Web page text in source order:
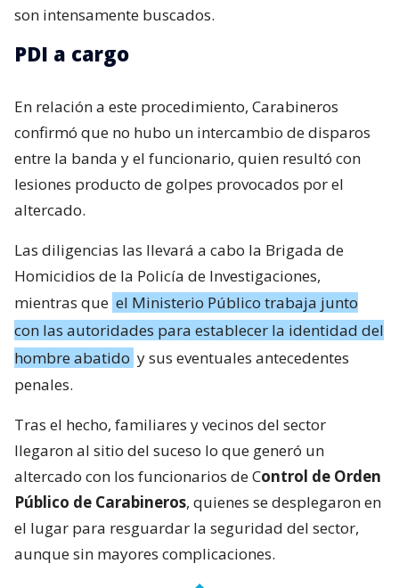
son intensamente buscados.
PDI a cargo
En relación a este procedimiento, Carabineros
confirmó que no hubo un intercambio de disparos
entre la banda y el funcionario, quien resultó con
lesiones producto de golpes provocados por el
altercado.
Las diligencias las llevará a cabo la Brigada de
Homicidios de la Policía de Investigaciones,
mientras que el Ministerio Público trabaja junto
con las autoridades para establecer la identidad del
hombre abatido y sus eventuales antecedentes
penales.
Tras el hecho, familiares y vecinos del sector
llegaron al sitio del suceso lo que generó un
altercado con los funcionarios de Control de Orden
Público de Carabineros, quienes se desplegaron en
el lugar para resguardar la seguridad del sector,
aunque sin mayores complicaciones.